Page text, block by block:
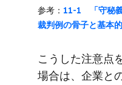
参考： 11-1 ​「守秘
裁判例の​骨子と​基本
こうした​注意点
場合は、​企業と